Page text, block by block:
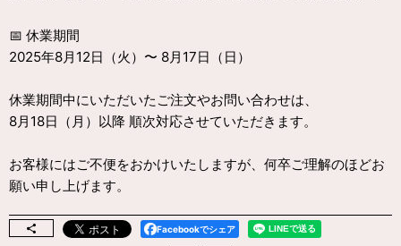
📅 休業期間
2025年8月12日（火）〜 8月17日（日）
休業期間中にいただいたご注文やお問い合わせは、
8月18日（月）以降 順次対応させていただきます。
お客様にはご不便をおかけいたしますが、何卒ご理解のほどお
願い申し上げます。
Facebookでシェア